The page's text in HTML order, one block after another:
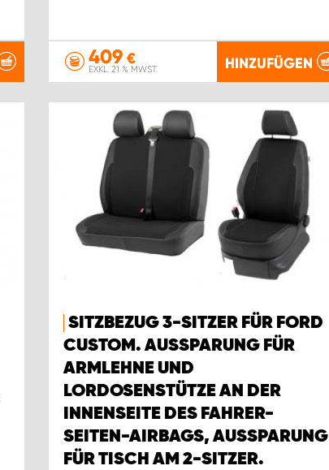
409€
EXKL. 21 % MWST. HINZUFÜGEN
SITZBEZUG 3-SITZER FÜR FORD
CUSTOM. AUSSPARUNG FÜR
ARMLEHNE UND
LORDOSENSTÜTZE AN DER
INNENSEITE DES FAHRER-
SEITEN-AIRBAGS, AUSSPARUNG
FÜR TISCH AM 2-SITZER.